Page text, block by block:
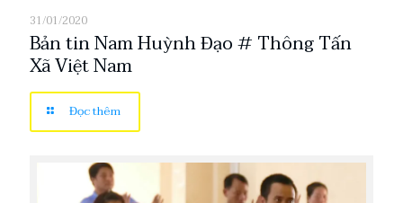
31/01/2020
Bản tin Nam Huỳnh Đạo # Thông Tấn
Xã Việt Nam
Đọc thêm